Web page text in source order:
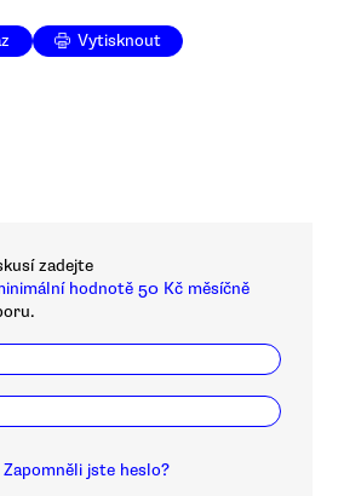
Vytisknout
zadejte
hodnotě 50 Kč měsíčně
Zapomněli jste heslo?